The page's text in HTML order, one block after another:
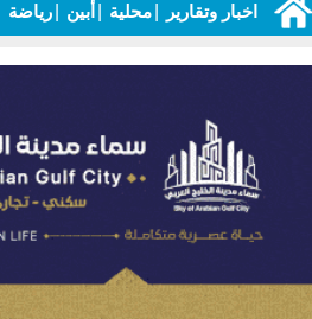
اخبار وتقارير محلية أبين رياضة